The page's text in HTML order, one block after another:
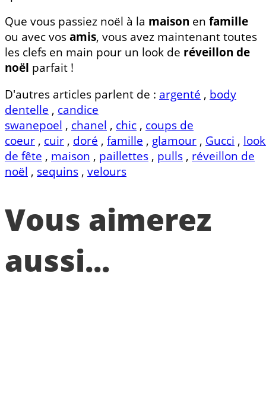
Que vous passiez noël à la maison en famille
ou avec vosamis, vous avez maintenant toutes
les clefs en main pour un look de réveillon de
noël parfait !
D'autres articles parlent de : argenté , body
dentelle , candice
swanepoel , chanel , chic , coups de
coeur , cuir , doré , famille , glamour , Gucci ,
de fête , maison , paillettes , pulls , réveillon de
noël , sequins , velours
Vous aimerez
aussi...